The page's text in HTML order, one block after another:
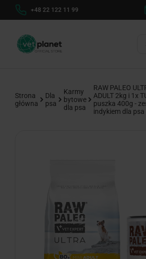
+48 22 122 11 99
Strona
główna
Dla
psa
Karmy
bytowe
dla psa
RAW PALEO
ADULT 2kg i 1x
puszka 400g -
indykiem dla psa